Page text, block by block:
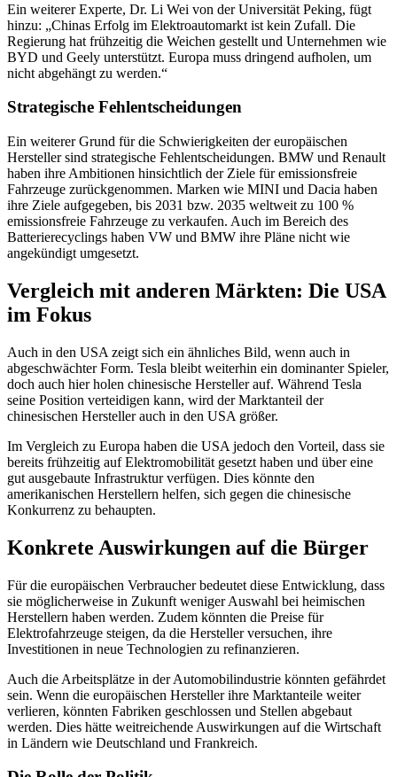
Ein weiterer Experte, Dr. Li Wei von der Universität Peking, fügt
hinzu: „Chinas Erfolg im Elektroautomarkt ist kein Zufall. Die
Regierung hat frühzeitig die Weichen gestellt und Unternehmen wie
BYD und Geely unterstützt. Europa muss dringend aufholen, um
nicht abgehängt zu werden.“
Strategische Fehlentscheidungen
Ein weiterer Grund für die Schwierigkeiten der europäischen
Hersteller sind strategische Fehlentscheidungen. BMW und Renault
haben ihre Ambitionen hinsichtlich der Ziele für emissionsfreie
Fahrzeuge zurückgenommen. Marken wie MINI und Dacia haben
ihre Ziele aufgegeben, bis 2031 bzw. 2035 weltweit zu 100 %
emissionsfreie Fahrzeuge zu verkaufen. Auch im Bereich des
Batterierecyclings haben VW und BMW ihre Pläne nicht wie
angekündigt umgesetzt.
Vergleich mit anderen Märkten: Die USA
im Fokus
Auch in den USA zeigt sich ein ähnliches Bild, wenn auch in
abgeschwächter Form. Tesla bleibt weiterhin ein dominanter Spieler,
doch auch hier holen chinesische Hersteller auf. Während Tesla
seine Position verteidigen kann, wird der Marktanteil der
chinesischen Hersteller auch in den USA größer.
Im Vergleich zu Europa haben die USA jedoch den Vorteil, dass sie
bereits frühzeitig auf Elektromobilität gesetzt haben und über eine
gut ausgebaute Infrastruktur verfügen. Dies könnte den
amerikanischen Herstellern helfen, sich gegen die chinesische
Konkurrenz zu behaupten.
Konkrete Auswirkungen auf die Bürger
Für die europäischen Verbraucher bedeutet diese Entwicklung, dass
sie möglicherweise in Zukunft weniger Auswahl bei heimischen
Herstellern haben werden. Zudem könnten die Preise für
Elektrofahrzeuge steigen, da die Hersteller versuchen, ihre
Investitionen in neue Technologien zu refinanzieren.
Auch die Arbeitsplätze in der Automobilindustrie könnten gefährdet
sein. Wenn die europäischen Hersteller ihre Marktanteile weiter
verlieren, könnten Fabriken geschlossen und Stellen abgebaut
werden. Dies hätte weitreichende Auswirkungen auf die Wirtschaft
in Ländern wie Deutschland und Frankreich.